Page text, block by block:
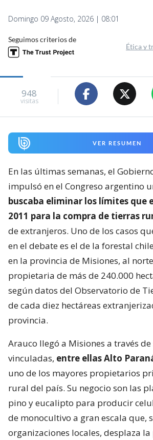
Domingo 09 Agosto, 2026 | 08:01
Seguimos criterios de
Ética y
948
visitas
VER RESUMEN
En las últimas semanas, el
impulsó en el Congreso argentino
buscaba eliminar los límites que
2011 para la compra de tierras
de extranjeros. Uno de los casos
en el debate es el de la forestal
en la provincia de Misiones, al
propietaria de más de 240.000
según datos del Observatorio de
de cada diez hectáreas
provincia.
Arauco llegó a Misiones a través
vinculadas, entre ellas Alto
uno de los mayores propietarios
rural del país. Su negocio son las
pino y eucalipto para producir
de monocultivo a gran escala que,
organizaciones locales, desplaza